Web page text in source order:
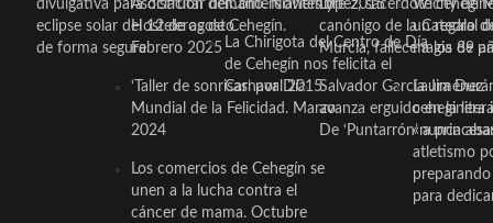
divulgativa para disfrutar del
eclipse solar del 12 de agosto
de forma segura
Asociación de Comerciantes y
Hosteleros de Cehegín.
Febrero 2025
‘Taller de sonrisas’ por Día
Mundial de la Felicidad. Marzo
2024
Los comercios de Cehegín se
unen a la lucha contra el
cáncer de mama. Octubre
mano. Noviembre 2015
La Chirigota del Centro de Día
de Cehegín nos felicita el
Carnaval 2015
López, sacerdote
canónigo de la Catedral
Murcia, fallece a los 89
Salvador García Jiménez
avanza erguido en la
De ‘Puntarrón’ a
Wichy de
un regalo
magia de
Laura
ceheginera
«nunca
atletismo
para